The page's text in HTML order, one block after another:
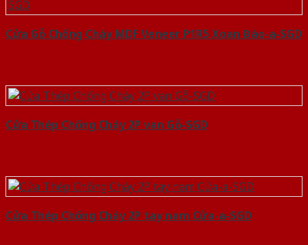
Cửa Gỗ Chống Cháy MDF Veneer P1R5 Xoan Đào-a-SGD
Cửa Thép Chống Cháy 2P van Gỗ-SGD
Cửa Thép Chống Cháy 2P tay nam Cửa-a-SGD